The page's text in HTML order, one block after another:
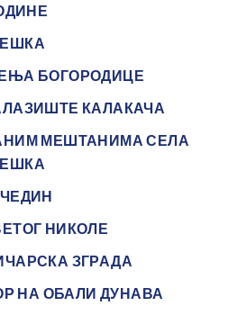
БОГОРОДИЦЕ
КАЛАКАЧА
МЕШТАНИМА СЕЛА
НИКОЛЕ
ЗГРАДА
НА ОБАЛИ ДУНАВА